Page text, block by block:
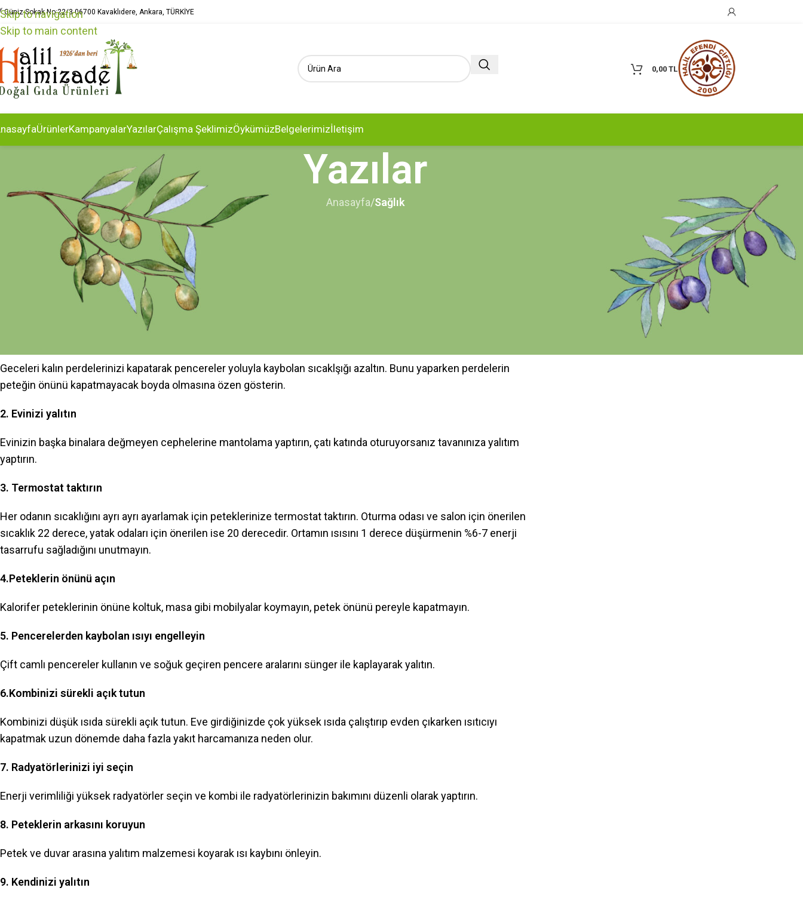
Skip to navigation
Skip to main content
Güniz Sokak No:22/3 06700 Kavaklıdere, Ankara, TÜRKİYE
0,00 TL
ÜrünlerKampanyalarYazılarÇalışma ŞeklimizÖykümüzBelgelerimizİletişim
Yazılar
Anasayfa/Sağlık
Doğalgaz faturasını düşürmenin 9 yolu
Soğuk havalar kendini hissettirmeye başladı ve biz de ısınmak için kaloriferlerimizi yakmaya başladık. Isınmaya
çalışırken ay sonunda 500 liraları bulan faturaları görmemek ve atmosfere saldığınız karbon miktarını azaltmak için
bu dokuz öneriyi uygulayabilirsiniz:
Geceleri kalın perdelerinizi kapatarak pencereler yoluyla kaybolan sıcaklşığı azaltın. Bunu yaparken perdelerin
peteğin önünü kapatmayacak boyda olmasına özen gösterin.
2. Evinizi yalıtın
Evinizin başka binalara değmeyen cephelerine mantolama yaptırın, çatı katında oturuyorsanız tavanınıza yalıtım
yaptırın.
3. Termostat taktırın
Her odanın sıcaklığını ayrı ayrı ayarlamak için peteklerinize termostat taktırın. Oturma odası ve salon için önerilen
sıcaklık 22 derece, yatak odaları için önerilen ise 20 derecedir. Ortamın ısısını 1 derece düşürmenin %6-7 enerji
tasarrufu sağladığını unutmayın.
4.Peteklerin önünü açın
Kalorifer peteklerinin önüne koltuk, masa gibi mobilyalar koymayın, petek önünü pereyle kapatmayın.
5. Pencerelerden kaybolan ısıyı engelleyin
Çift camlı pencereler kullanın ve soğuk geçiren pencere aralarını sünger ile kaplayarak yalıtın.
6.Kombinizi sürekli açık tutun
Kombinizi düşük ısıda sürekli açık tutun. Eve girdiğinizde çok yüksek ısıda çalıştırıp evden çıkarken ısıtıcıyı
kapatmak uzun dönemde daha fazla yakıt harcamanıza neden olur.
7. Radyatörlerinizi iyi seçin
Enerji verimliliği yüksek radyatörler seçin ve kombi ile radyatörlerinizin bakımını düzenli olarak yaptırın.
8. Peteklerin arkasını koruyun
Petek ve duvar arasına yalıtım malzemesi koyarak ısı kaybını önleyin.
9. Kendinizi yalıtın
Çiftliğimizden Haberler
Çiftlik Gezileri
Sektörden Haberler